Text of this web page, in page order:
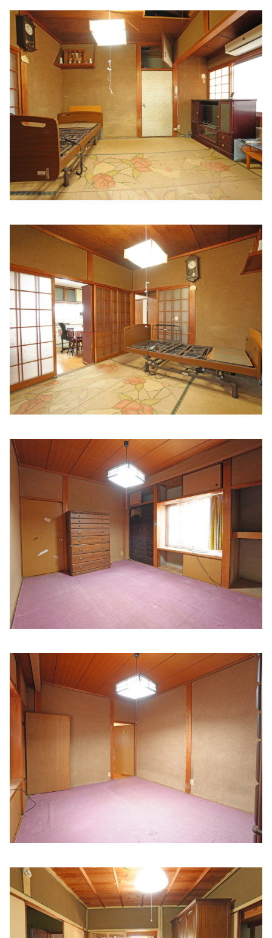
さわ内科医院
住所:
和歌山県和歌山市新留丁３２ マップで見る
あきさきクリニック
和歌山県和歌山市新中島１２５−１ 宮前クリニックモ
ール
北島橋クリニック
住所:和歌山県和歌山市北島５５８−１ マップで見る
和歌山県和歌山市栄谷１９９−１ マップで見る
KAY CLINIC
住所:和歌山県和歌山市小雑賀３丁目３−１４ マップで見る
住所:和歌山県和歌山市木広町５丁目４−４ マップで見る
ありいクリニック
和歌山県和歌山市榎原８４−１ マップで見る
上西内科
住所:和歌山県和歌山市徒町２８ マップで見る
和歌山市夜間・休日応急診療センター
住所:和歌山県和歌山市吹上５丁目２−１５
半羽胃腸病院
住所:和歌山県和歌山市堀止南ノ丁４−１１ マップで見る
にしばた形成外科クリニック
住所:和歌山県和歌山市新堀東２丁目１−１５ マップで見る
道浦クリニック
住所:和歌山県和歌山市津秦１１３−５ マップで見る
しんどうなおこクリニック
和歌山県和歌山市秋月２７５−１ マップで見る
住所:
和歌山県和歌山市太田６６７−６ マップで見る
多屋クリニック
住所:和歌山県和歌山市秋月２４ マップで見る